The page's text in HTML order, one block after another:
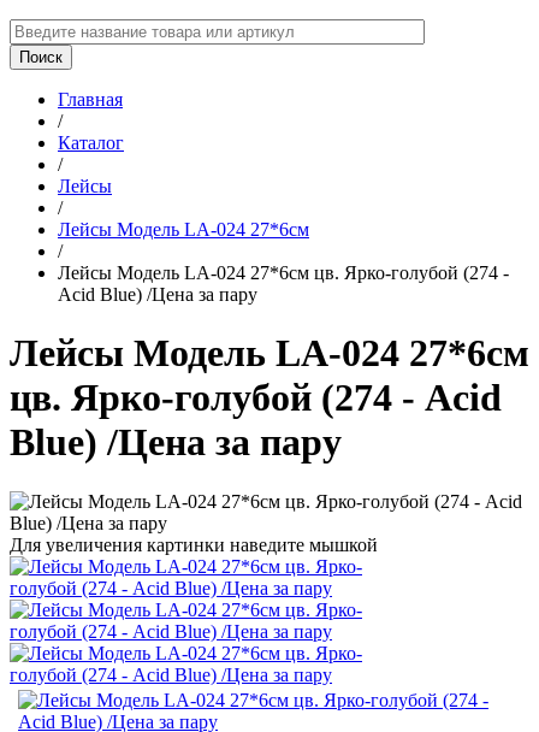
Главная
/
Каталог
/
Лейсы
/
Лейсы Модель LA-024 27*6см
/
Лейсы Модель LA-024 27*6см цв. Ярко-голубой (274 -
Acid Blue) /Цена за пару
Лейсы Модель LA-024 27*6см
цв. Ярко-голубой (274 - Acid
Blue) /Цена за пару
Для увеличения картинки наведите мышкой